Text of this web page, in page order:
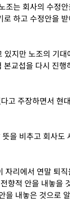
조는 회사의 수정
하고 수정안을
지만 노조의 기대
교섭을 다시 진행
고 주장하면서 현
을 비추고 회사도
자리에서 연말 퇴직
향적 안을 내놓을
을 내놓은 것으로